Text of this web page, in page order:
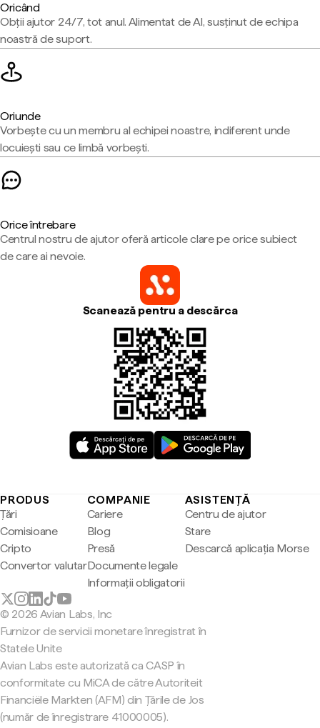
Oricând
Obții ajutor 24/7, tot anul. Alimentat de AI, susținut de echipa
noastră de suport.
Oriunde
Vorbește cu un membru al echipei noastre, indiferent unde
locuiești sau ce limbă vorbești.
Orice întrebare
Centrul nostru de ajutor oferă articole clare pe orice subiect
de care ai nevoie.
Scanează pentru a descărca
PRODUS
Țări
Comisioane
Cripto
Convertor valutar
COMPANIE
Cariere
Blog
Presă
Documente legale
Informații obligatorii
ASISTENȚĂ
Centru de ajutor
Stare
Descarcă aplicația Morse
© 2026 Avian Labs, Inc
Furnizor de servicii monetare înregistrat în
Statele Unite
Avian Labs este autorizată ca CASP în
conformitate cu MiCA de către Autoriteit
Financiële Markten (AFM) din Țările de Jos
(număr de înregistrare 41000005).